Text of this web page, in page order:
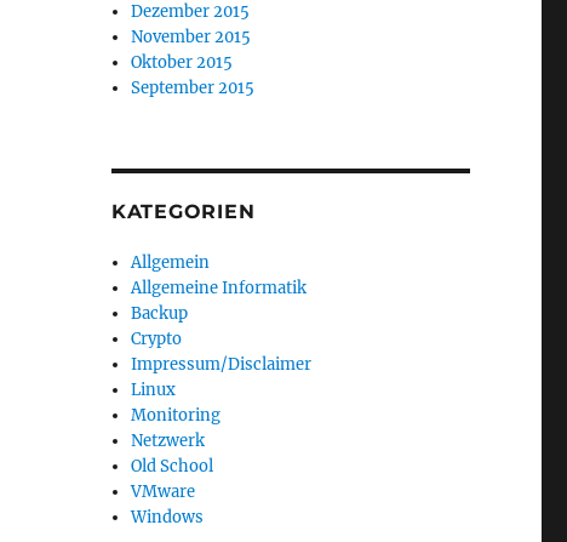
Dezember 2015
November 2015
Oktober 2015
September 2015
KATEGORIEN
Allgemein
Allgemeine Informatik
Backup
Crypto
Impressum/Disclaimer
Linux
Monitoring
Netzwerk
Old School
VMware
Windows